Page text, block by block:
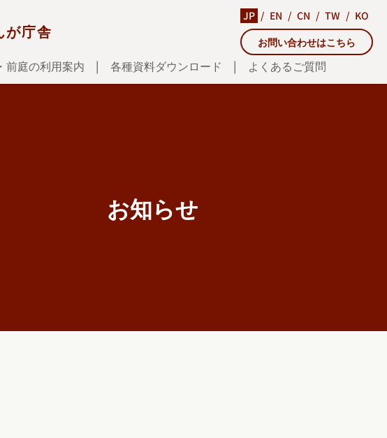
前庭の利用案内 各種資料ダウンロード よくあるご質問
お問い合わせはこちら
JP EN CN TW KO
が庁舎
お知らせ